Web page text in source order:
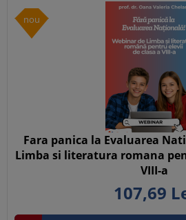
nou
Fara panica la Evaluarea
Limba si literatura romana
VIII-a
107,69